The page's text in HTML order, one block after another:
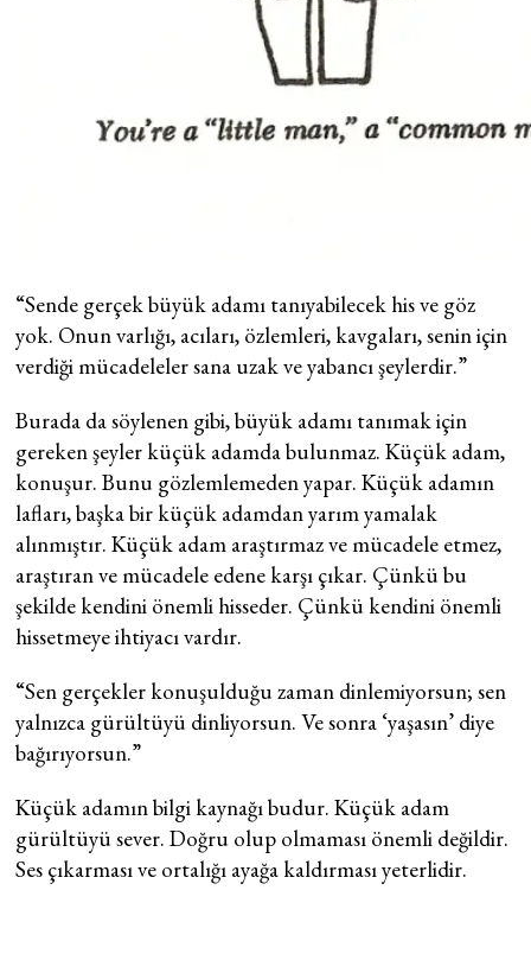
“Sende gerçek büyük adamı tanıyabilecek his ve göz
yok. Onun varlığı, acıları, özlemleri, kavgaları, senin için
verdiği mücadeleler sana uzak ve yabancı şeylerdir.”
Burada da söylenen gibi, büyük adamı tanımak için
gereken şeyler küçük adamda bulunmaz. Küçük adam,
konuşur. Bunu gözlemlemeden yapar. Küçük adamın
lafları, başka bir küçük adamdan yarım yamalak
alınmıştır. Küçük adam araştırmaz ve mücadele etmez,
araştıran ve mücadele edene karşı çıkar. Çünkü bu
şekilde kendini önemli hisseder. Çünkü kendini önemli
hissetmeye ihtiyacı vardır.
“Sen gerçekler konuşulduğu zaman dinlemiyorsun; sen
yalnızca gürültüyü dinliyorsun. Ve sonra ‘yaşasın’ diye
bağırıyorsun.”
Küçük adamın bilgi kaynağı budur. Küçük adam
gürültüyü sever. Doğru olup olmaması önemli değildir.
Ses çıkarması ve ortalığı ayağa kaldırması yeterlidir.